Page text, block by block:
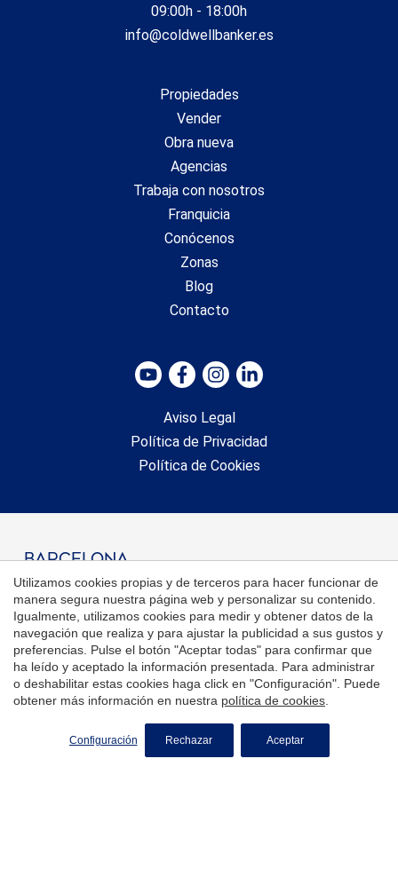
09:00h - 18:00h
info@coldwellbanker.es
Propiedades
Vender
Obra nueva
Agencias
Trabaja con nosotros
Franquicia
Conócenos
Zonas
Blog
Contacto
Aviso Legal
Política de Privacidad
Política de Cookies
barcelona
Inmobiliaria en Sarrià Sant Gervasi, Barcelona
Inmobiliaria en Les Corts, Barcelona
Inmobiliaria en Gràcia, Barcelona
Inmobiliaria en Vallvidrera, Barcelona
Inmobiliaria en Poblenou, Barcelona
Casas en venta en Barcelona
Áticos en venta en Barcelona
Obra nueva en venta en Barcelona
Utilizamos cookies propias y de terceros para hacer funcionar de
manera segura nuestra página web y personalizar su contenido.
Igualmente, utilizamos cookies para medir y obtener datos de la
navegación que realiza y para ajustar la publicidad a sus gustos y
preferencias. Pulse el botón "Aceptar todas" para confirmar que
ha leído y aceptado la información presentada. Para administrar
o deshabilitar estas cookies haga click en "Configuración". Puede
obtener más información en nuestra política de cookies
Configuración Rechazar Aceptar
Guardar configuración Aceptar todas